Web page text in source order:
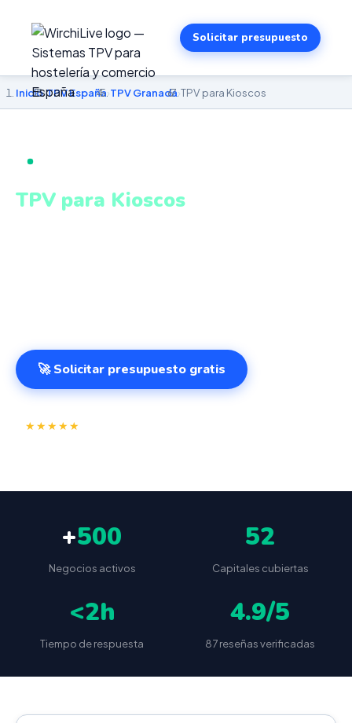
Solicitar presupuesto
Inicio›TPV España›TPV Granada›TPV para Kioscos
TPV PARA KIOSCOS EN GRANADA
TPV para Kioscos
🚀 Solicitar presupuesto gratis
★★★★★
+500
Negocios activos
52
Capitales cubiertas
<2h
Tiempo de respuesta
4.9/5
87 reseñas verificadas